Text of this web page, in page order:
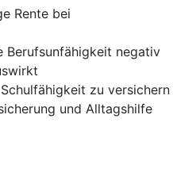
Rente bei
Berufsunfähigkeit negativ
zu versichern
und Alltagshilfe